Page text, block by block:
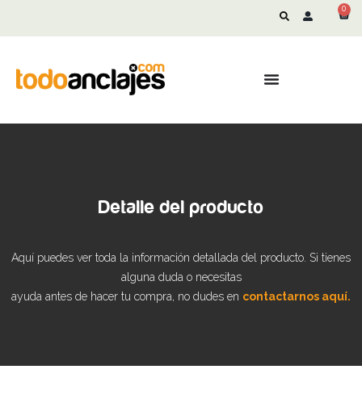
0
Detalle del producto
Aquí puedes ver toda la información detallada del producto. Si tienes
alguna duda o necesitas
ayuda antes de hacer tu compra, no dudes en contactarnos aquí.